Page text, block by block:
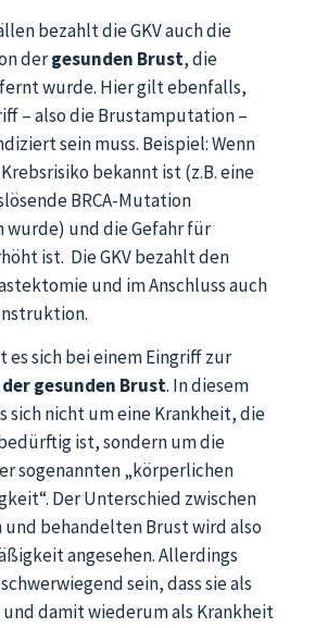
bezahlt die GKV auch die
dergesunden Brust, die
wurde. Hier gilt ebenfalls,
– also die Brustamputation –
sein muss. Beispiel: Wenn
bekannt ist (z.B. eine
BRCA-Mutation
wurde) und die Gefahr für
ist. Die GKV bezahlt den
und im Anschluss auch
es sich bei einem Eingriff zur
gesunden Brust. In diesem
sich nicht um eine Krankheit, die
ist, sondern um die
sogenannten „körperlichen
Der Unterschied zwischen
und behandelten Brust wird also
angesehen. Allerdings
sein, dass sie als
damit wiederum als Krankheit